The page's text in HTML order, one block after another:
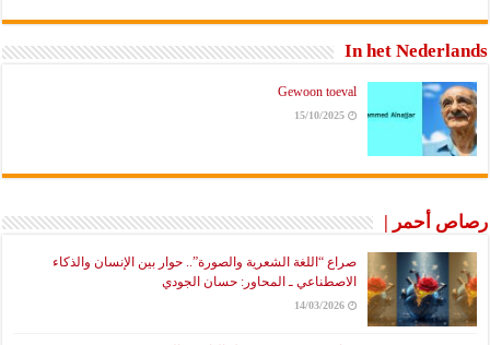
In het
Gewoon toeval
15/10/2025
|
صراع “اللغة الشعرية والصورة”.. حوار بين الإنسان والذكاء
الاصطناعي ـ المحاور: حسان الجودي
14/03/2026